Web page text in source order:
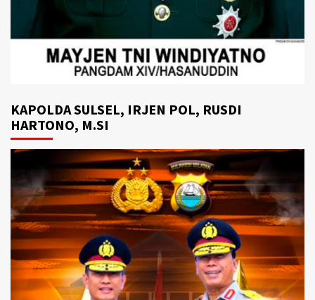
KAPOLDA SULSEL, IRJEN POL, RUSDI
HARTONO, M.SI